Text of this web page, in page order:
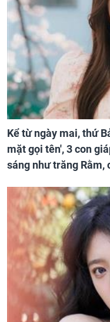
Kể từ ngày mai, thứ
mặt gọi tên', 3 con
sáng như trăng Rằm,